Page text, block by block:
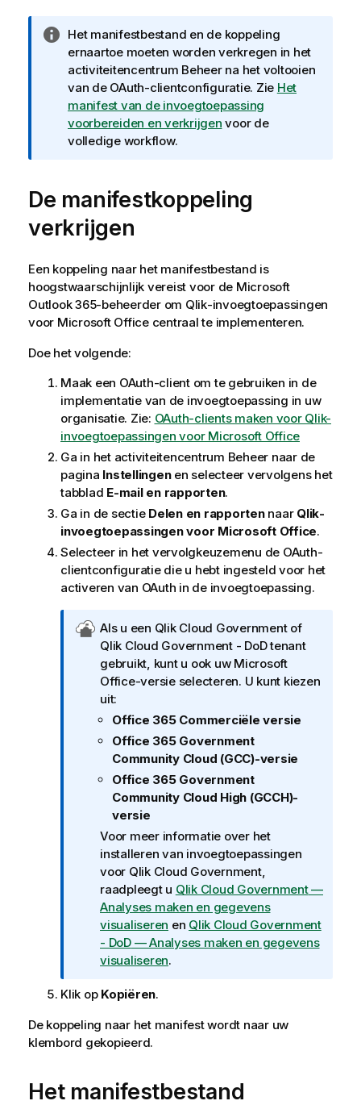
I
n
f
o
r
m
a
e
Het manifestbestand en de koppeling
ernaartoe moeten worden verkregen in het
activiteitencentrum Beheerna het voltooien
van de OAuth-clientconfiguratie. Zie Het
manifest van de invoegtoepassing
voorbereiden en verkrijgen voor de
volledige workflow.
De manifestkoppeling
verkrijgen
Een koppeling naar het manifestbestand is
hoogstwaarschijnlijk vereist voor de Microsoft
Outlook 365-beheerder om Qlik-invoegtoepassingen
voor Microsoft Officecentraal te implementeren.
Doe het volgende:
Maak een OAuth-client om te gebruiken in de
implementatie van de invoegtoepassing in uw
organisatie. Zie: OAuth-clients maken voor Qlik-
invoegtoepassingen voor Microsoft Office
Ga in het activiteitencentrum Beheer naar de
pagina Instellingenen selecteer vervolgens het
tabblad E-mail en rapporten.
Ga in de sectie Delen en rapportennaar Qlik-
invoegtoepassingen voor Microsoft Office.
Selecteer in het vervolgkeuzemenu de OAuth-
clientconfiguratie die u hebt ingesteld voor het
activeren van OAuth in de invoegtoepassing.
O
p
m
e
r
k
o
r
Q
l
i
k
C
l
o
d
o
r
Als u een Qlik Cloud Governmentof
Qlik Cloud Government - DoDtenant
gebruikt, kunt u ook uw Microsoft
Office-versie selecteren. U kunt kiezen
uit:
Office 365 Commerciële versie
Office 365 Government
Community Cloud (GCC)-versie
Office 365 Government
Community Cloud High (GCCH)-
versie
Voor meer informatie over het
installeren van invoegtoepassingen
voor Qlik Cloud Government,
raadpleegt u Qlik Cloud Government—
Analyses maken en gegevens
visualiseren en Qlik Cloud Government
- DoD— Analyses maken en gegevens
visualiseren.
Klik op Kopiëren.
De koppeling naar het manifest wordt naar uw
klembord gekopieerd.
Het manifestbestand